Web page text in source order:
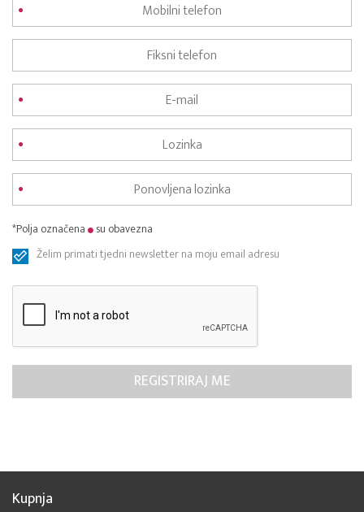
*Polja označena
su obavezna
Želim primati tjedni newsletter na moju email adresu
Kupnja